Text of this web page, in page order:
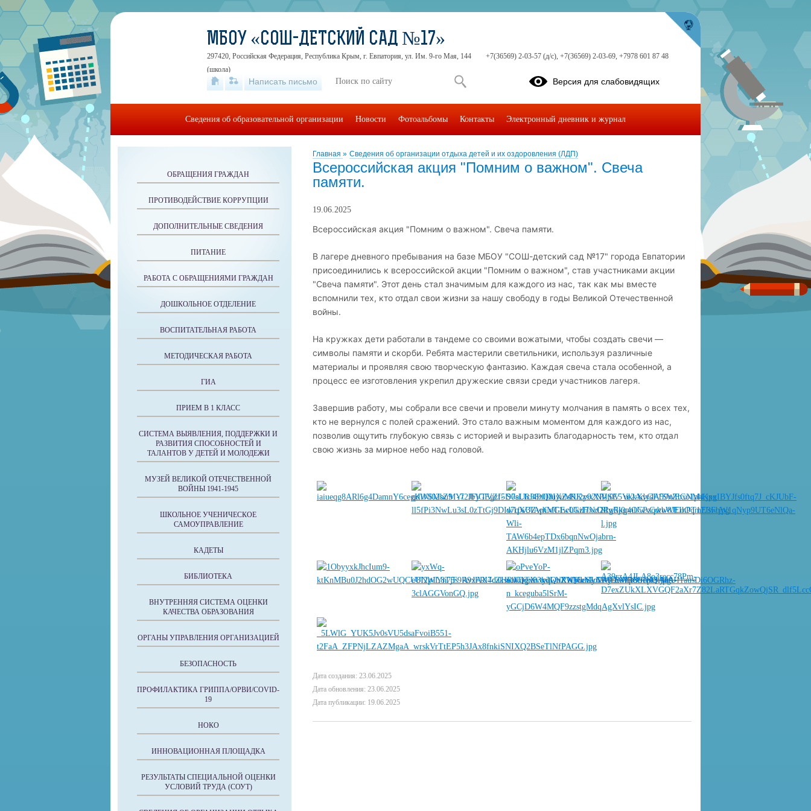
Главная » Сведения об организации отдыха детей и их оздоровления (ЛДП)
Всероссийская акция "Помним о важном". Свеча
памяти.
19.06.2025
Всероссийская акция "Помним о важном". Свеча памяти.
В лагере дневного пребывания на базе МБОУ "СОШ-детский сад №17" города Евпатории
присоединились к всероссийской акции "Помним о важном", став участниками акции
"Свеча памяти". Этот день стал значимым для каждого из нас, так как мы вместе
вспомнили тех, кто отдал свои жизни за нашу свободу в годы Великой Отечественной
войны.
На кружках дети работали в тандеме со своими вожатыми, чтобы создать свечи —
символы памяти и скорби. Ребята мастерили светильники, используя различные
материалы и проявляя свою творческую фантазию. Каждая свеча стала особенной, а
процесс ее изготовления укрепил дружеские связи среди участников лагеря.
Завершив работу, мы собрали все свечи и провели минуту молчания в память о всех тех,
кто не вернулся с полей сражений. Это стало важным моментом для каждого из нас,
позволив ощутить глубокую связь с историей и выразить благодарность тем, кто отдал
свою жизнь за мирное небо над головой.
Дата создания: 23.06.2025
Дата обновления: 23.06.2025
Дата публикации: 19.06.2025
ОБРАЩЕНИЯ ГРАЖДАН
ПРОТИВОДЕЙСТВИЕ КОРРУПЦИИ
ДОПОЛНИТЕЛЬНЫЕ СВЕДЕНИЯ
ПИТАНИЕ
РАБОТА С ОБРАЩЕНИЯМИ ГРАЖДАН
ДОШКОЛЬНОЕ ОТДЕЛЕНИЕ
ВОСПИТАТЕЛЬНАЯ РАБОТА
МЕТОДИЧЕСКАЯ РАБОТА
ГИА
ПРИЕМ В 1 КЛАСС
СИСТЕМА ВЫЯВЛЕНИЯ, ПОДДЕРЖКИ И
РАЗВИТИЯ СПОСОБНОСТЕЙ И
ТАЛАНТОВ У ДЕТЕЙ И МОЛОДЕЖИ
МУЗЕЙ ВЕЛИКОЙ ОТЕЧЕСТВЕННОЙ
ВОЙНЫ 1941-1945
ШКОЛЬНОЕ УЧЕНИЧЕСКОЕ
САМОУПРАВЛЕНИЕ
КАДЕТЫ
БИБЛИОТЕКА
ВНУТРЕННЯЯ СИСТЕМА ОЦЕНКИ
КАЧЕСТВА ОБРАЗОВАНИЯ
ОРГАНЫ УПРАВЛЕНИЯ ОРГАНИЗАЦИЕЙ
БЕЗОПАСНОСТЬ
ПРОФИЛАКТИКА ГРИППА/ОРВИ/COVID-
19
НОКО
ИННОВАЦИОННАЯ ПЛОЩАДКА
РЕЗУЛЬТАТЫ СПЕЦИАЛЬНОЙ ОЦЕНКИ
УСЛОВИЙ ТРУДА (СОУТ)
МБОУ «СОШ-ДЕТСКИЙ САД №17»
297420, Российская Федерация, Республика Крым, г. Евпатория, ул. Им. 9-го Мая, 144
+7(36569) 2-03-57 (д/с), +7(36569) 2-03-69, +7978 601 87 48
(школа)
Написать письмо Версия для слабовидящих
Сведения об образовательной организации Новости Фотоальбомы Контакты Электронный дневник и журнал